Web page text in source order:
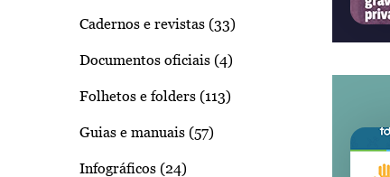
Cadernos e revistas (33)
Documentos oficiais (4)
Folhetos e folders (113)
Guias e manuais (57)
Infográficos (24)